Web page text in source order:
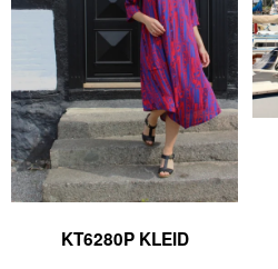
KT6280P KLEID